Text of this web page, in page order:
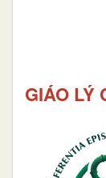
GIÁO LÝ